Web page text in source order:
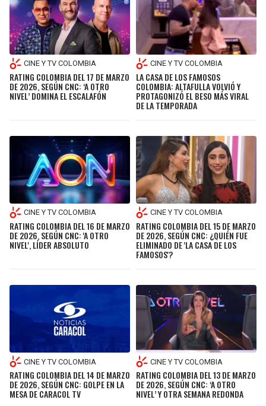
CINE Y TV COLOMBIA
RATING COLOMBIA DEL 17 DE MARZO
DE 2026, SEGÚN CNC: ‘A OTRO
NIVEL’ DOMINA EL ESCALAFÓN
CINE Y TV COLOMBIA
LA CASA DE LOS FAMOSOS
COLOMBIA: ALTAFULLA VOLVIÓ Y
PROTAGONIZÓ EL BESO MÁS VIRAL
DE LA TEMPORADA
CINE Y TV COLOMBIA
RATING COLOMBIA DEL 16 DE MARZO
DE 2026, SEGÚN CNC: 'A OTRO
NIVEL', LÍDER ABSOLUTO
CINE Y TV COLOMBIA
RATING COLOMBIA DEL 15 DE MARZO
DE 2026, SEGÚN CNC: ¿QUIÉN FUE
ELIMINADO DE 'LA CASA DE LOS
FAMOSOS'?
CINE Y TV COLOMBIA
RATING COLOMBIA DEL 14 DE MARZO
DE 2026, SEGÚN CNC: GOLPE EN LA
MESA DE CARACOL TV
CINE Y TV COLOMBIA
RATING COLOMBIA DEL 13 DE MARZO
DE 2026, SEGÚN CNC: ‘A OTRO
NIVEL’ Y OTRA SEMANA REDONDA